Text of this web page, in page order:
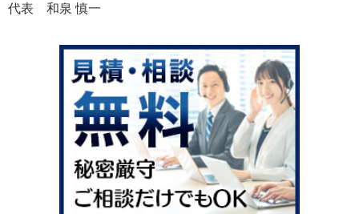
代表 和泉 慎一